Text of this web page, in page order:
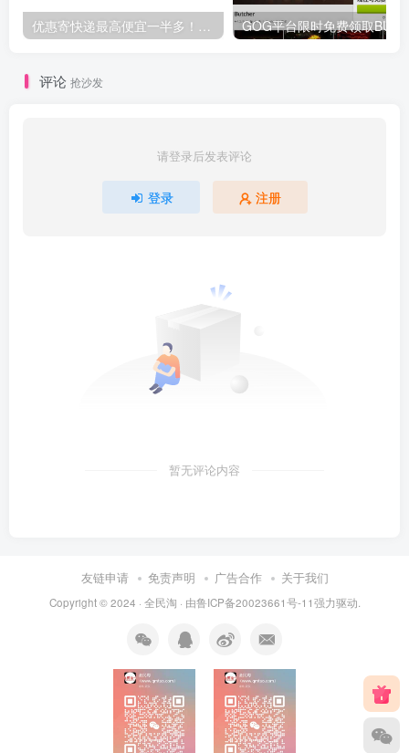
优惠寄快递最高便宜一半多！白鸽惠递
评论 抢沙发
请登录后发表评论
登录 注册
暂无评论内容
友链申请 免责声明 广告合作 关于我们
Copyright © 2024 · 全民淘 · 由鲁ICP备20023661号-11强力驱动.